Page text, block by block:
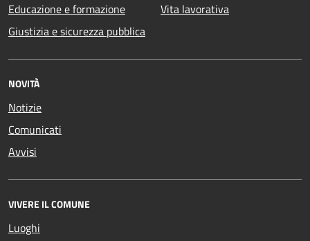
Educazione e formazione
Giustizia e sicurezza pubblica
Vita lavorativa
NOVITÀ
Notizie
Comunicati
Avvisi
VIVERE IL COMUNE
Luoghi